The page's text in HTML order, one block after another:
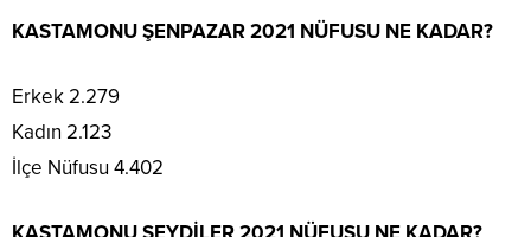
KASTAMONU ŞENPAZAR 2021 NÜFUSU NE KADAR?
Erkek 2.279
Kadın 2.123
İlçe Nüfusu 4.402